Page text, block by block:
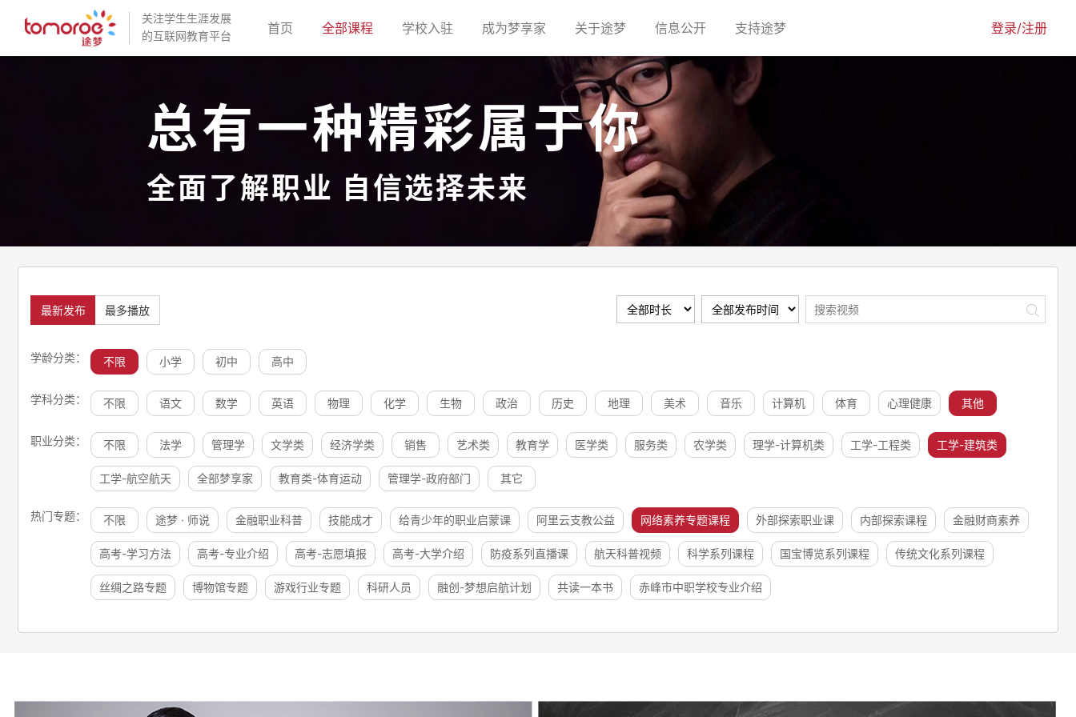
关注学生生涯发展
的互联网教育平台
首页(current)全部课程(current)学校入驻(current)成为梦享家(current)关于途梦(current)信息公开(current)支持途梦(current) 登录/注册
总有一种精彩属于你
全面了解职业 自信选择未来
最新发布 最多播放
学龄分类： 不限 小学 初中 高中
学科分类： 不限 语文 数学 英语 物理 化学 生物 政治 历史 地理 美术 音乐 计算机 体育 心理健康 其他
职业分类： 不限 法学 管理学 文学类 经济学类 销售 艺术类 教育学 医学类 服务类 农学类 理学-计算机类 工学-工程类 工学-建筑类
工学-航空航天 全部梦享家 教育类-体育运动 管理学-政府部门 其它
热门专题： 不限 途梦 · 师说 金融职业科普 技能成才 给青少年的职业启蒙课 阿里云支教公益 网络素养专题课程 外部探索职业课 内部探索课程 金融财商素养
高考-学习方法 高考-专业介绍 高考-志愿填报 高考-大学介绍 防疫系列直播课 航天科普视频 科学系列课程 国宝博览系列课程 传统文化系列课程
丝绸之路专题 博物馆专题 游戏行业专题 科研人员 融创-梦想启航计划 共读一本书 赤峰市中职学校专业介绍